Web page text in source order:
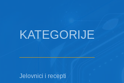
KATEGORIJE
Jelovnici i recepti